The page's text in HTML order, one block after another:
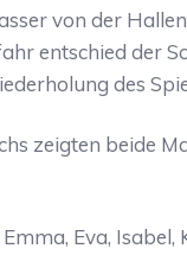
von der
entschied der
des
zeigten beide
Eva,